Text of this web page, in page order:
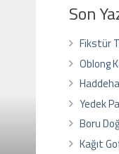
Son
Fikstür
Oblong
Yedek
Boru
Kağıt